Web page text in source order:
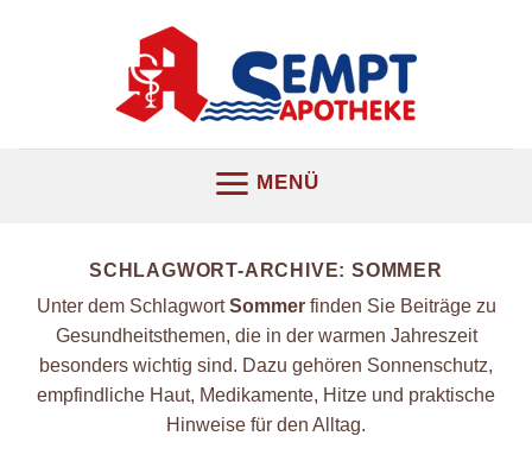
MENÜ
SCHLAGWORT-ARCHIVE:SOMMER
Unter dem SchlagwortSommerfinden Sie Beiträge zu
Gesundheitsthemen, die in der warmen Jahreszeit
besonders wichtig sind. Dazu gehören Sonnenschutz,
empfindliche Haut, Medikamente, Hitze und praktische
Hinweise für den Alltag.